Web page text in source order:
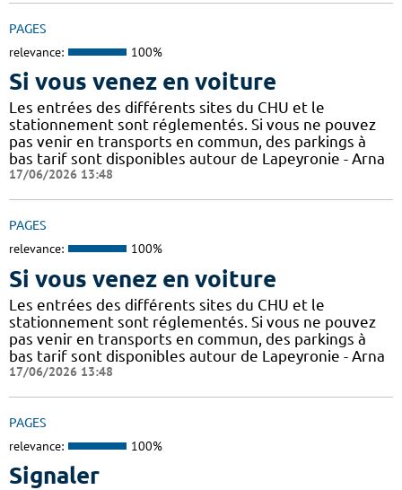
PAGES
relevance: 100%
Si vous venez en voiture
Les entrées des différents sites du CHU et le
stationnement sont réglementés. Si vous ne pouvez
pas venir en transports en commun, des parkings à
bas tarif sont disponibles autour de Lapeyronie - Arna
17/06/2026 13:48
PAGES
relevance: 100%
Si vous venez en voiture
Les entrées des différents sites du CHU et le
stationnement sont réglementés. Si vous ne pouvez
pas venir en transports en commun, des parkings à
bas tarif sont disponibles autour de Lapeyronie - Arna
17/06/2026 13:48
PAGES
relevance: 100%
Signaler